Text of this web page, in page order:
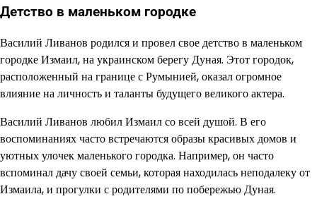
Детство в маленьком городке
Василий Ливанов родился и провел свое детство в маленьком
городке Измаил, на украинском берегу Дуная. Этот городок,
расположенный на границе с Румынией, оказал огромное
влияние на личность и таланты будущего великого актера.
Василий Ливанов любил Измаил со всей душой. В его
воспоминаниях часто встречаются образы красивых домов и
уютных улочек маленького городка. Например, он часто
вспоминал дачу своей семьи, которая находилась неподалеку от
Измаила, и прогулки с родителями по побережью Дуная.